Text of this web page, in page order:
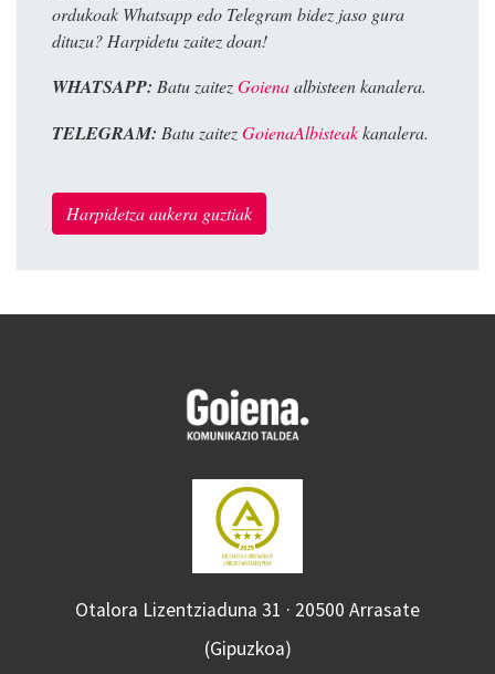
ordukoak Whatsapp edo Telegram bidez jaso gura
dituzu? Harpidetu zaitez doan!
WHATSAPP: Batu zaitezGoienaalbisteen kanalera.
TELEGRAM: Batu zaitezGoienaAlbisteakkanalera.
Harpidetza aukera guztiak
Otalora Lizentziaduna 31 · 20500 Arrasate
(Gipuzkoa)